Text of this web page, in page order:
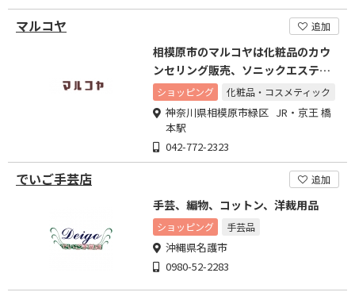
マルコヤ 追加
相模原市のマルコヤは化粧品のカウ
ンセリング販売、ソニックエステ。
手芸品の販売をしています。
ショッピング 化粧品・コスメティック
神奈川県相模原市緑区 JR・京王 橋
本駅
042-772-2323
でいご手芸店 追加
手芸、編物、コットン、洋裁用品
ショッピング 手芸品
沖縄県名護市
0980-52-2283